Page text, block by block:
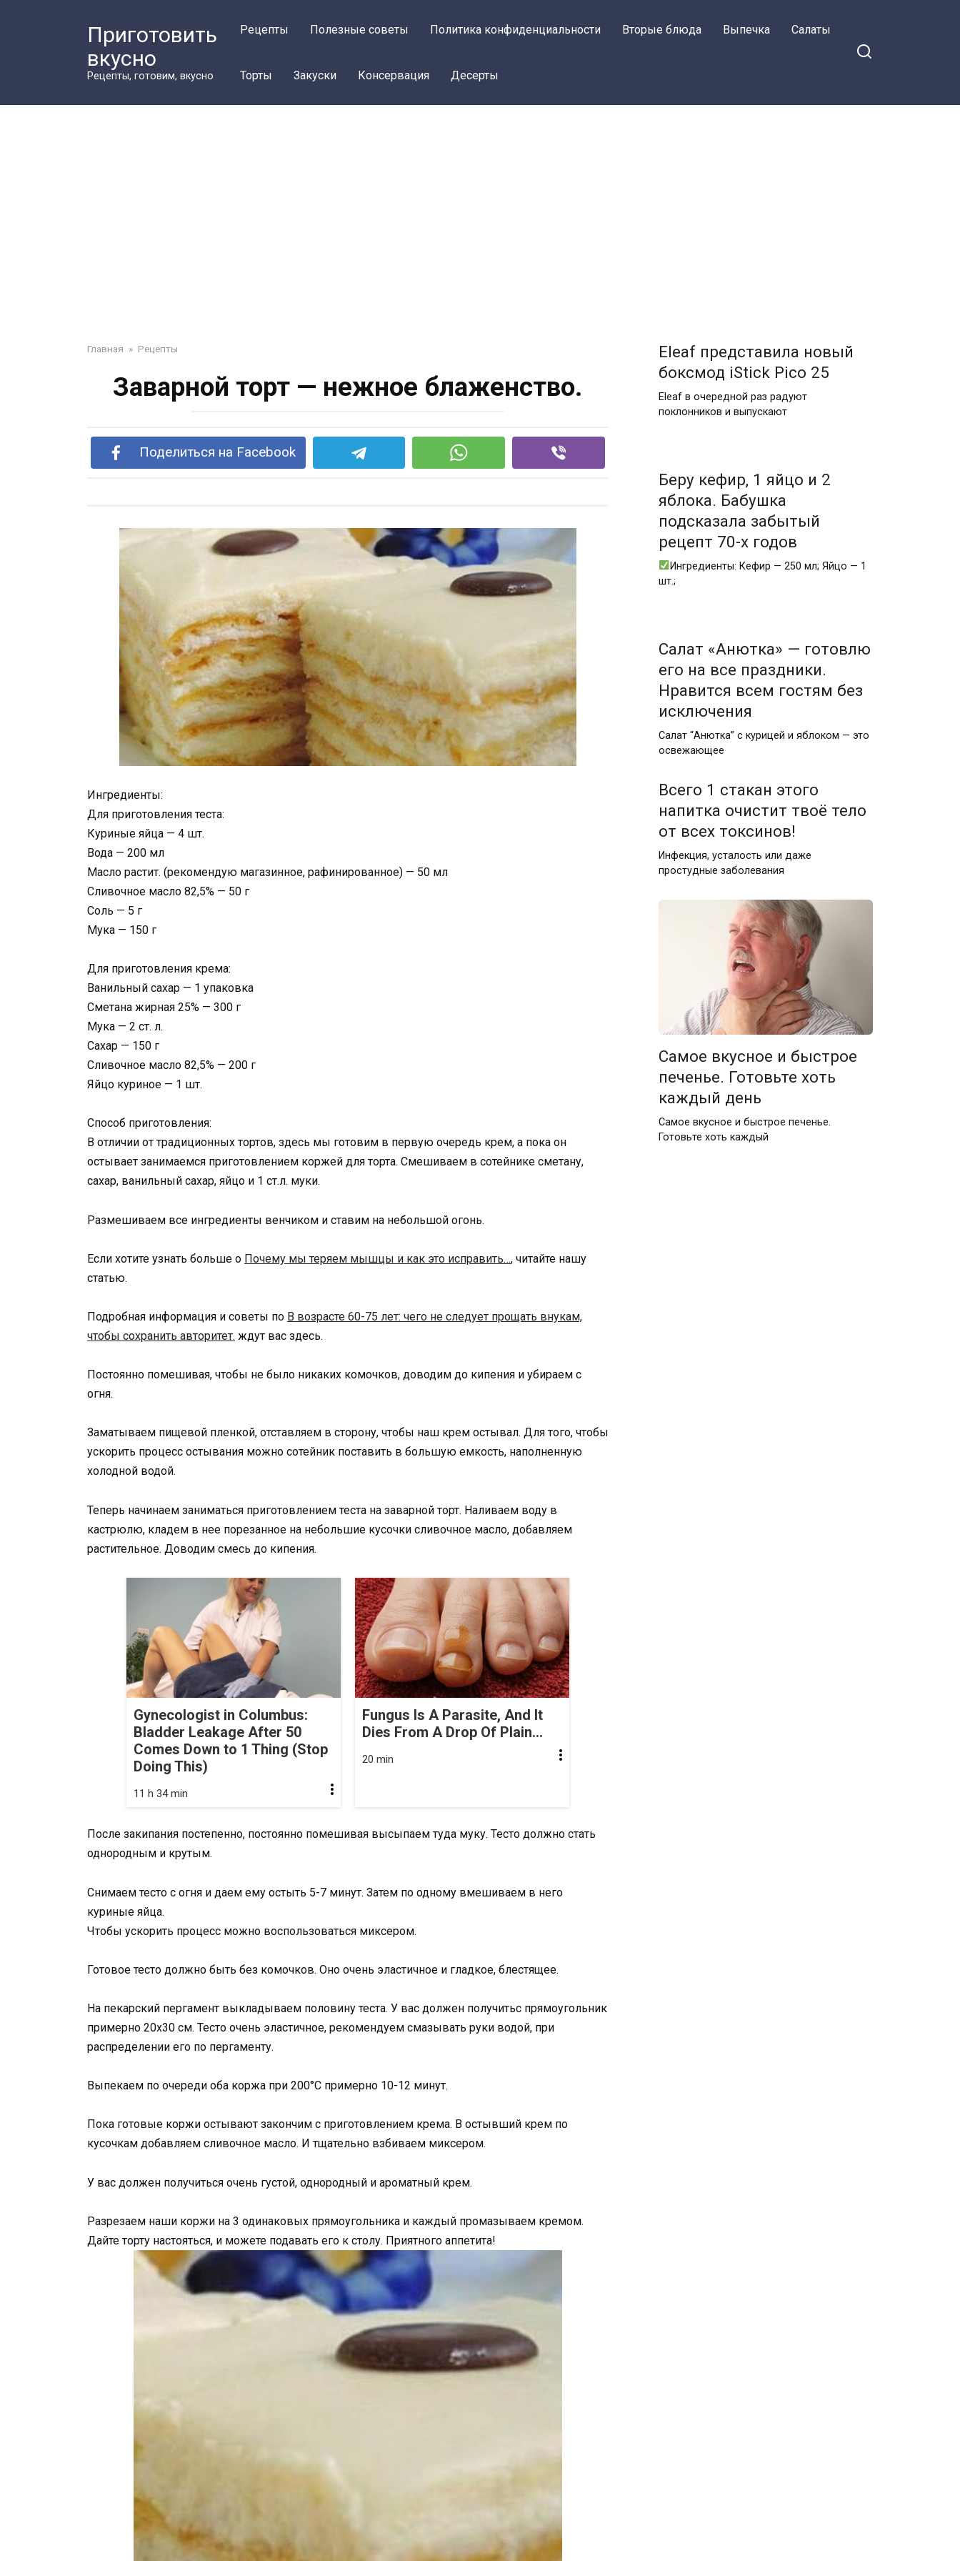
Приготовить
вкусно
Рецепты, готовим, вкусно
Рецепты Полезные советы Политика конфиденциальности Вторые блюда Выпечка Салаты
Торты Закуски Консервация Десерты
Главная » Рецепты
Заварной торт — нежное блаженство.
Поделиться на Facebook
Ингредиенты:
Для приготовления теста:
Куриные яйца — 4 шт.
Вода — 200 мл
Масло растит. (рекомендую магазинное, рафинированное) — 50 мл
Сливочное масло 82,5% — 50 г
Соль — 5 г
Мука — 150 г
Для приготовления крема:
Ванильный сахар — 1 упаковка
Сметана жирная 25% — 300 г
Мука — 2 ст. л.
Сахар — 150 г
Сливочное масло 82,5% — 200 г
Яйцо куриное — 1 шт.
Способ приготовления:
В отличии от традиционных тортов, здесь мы готовим в первую очередь крем, а пока он
остывает занимаемся приготовлением коржей для торта. Смешиваем в сотейнике сметану,
сахар, ванильный сахар, яйцо и 1 ст.л. муки.
Размешиваем все ингредиенты венчиком и ставим на небольшой огонь.
Если хотите узнать больше о Почему мы теряем мышцы и как это исправить…, читайте нашу
статью.
Подробная информация и советы по В возрасте 60-75 лет: чего не следует прощать внукам,
чтобы сохранить авторитет. ждут вас здесь.
Постоянно помешивая, чтобы не было никаких комочков, доводим до кипения и убираем с
огня.
Заматываем пищевой пленкой, отставляем в сторону, чтобы наш крем остывал. Для того, чтобы
ускорить процесс остывания можно сотейник поставить в большую емкость, наполненную
холодной водой.
Теперь начинаем заниматься приготовлением теста на заварной торт. Наливаем воду в
кастрюлю, кладем в нее порезанное на небольшие кусочки сливочное масло, добавляем
растительное. Доводим смесь до кипения.
Gynecologist in Columbus:
Bladder Leakage After 50
Comes Down to 1 Thing (Stop
Doing This)
11 h 34 min
Fungus Is A Parasite, And It
Dies From A Drop Of Plain...
20 min
После закипания постепенно, постоянно помешивая высыпаем туда муку. Тесто должно стать
однородным и крутым.
Снимаем тесто с огня и даем ему остыть 5-7 минут. Затем по одному вмешиваем в него
куриные яйца.
Чтобы ускорить процесс можно воспользоваться миксером.
Готовое тесто должно быть без комочков. Оно очень эластичное и гладкое, блестящее.
На пекарский пергамент выкладываем половину теста. У вас должен получитьc прямоугольник
примерно 20х30 см. Тесто очень эластичное, рекомендуем смазывать руки водой, при
распределении его по пергаменту.
Выпекаем по очереди оба коржа при 200°С примерно 10-12 минут.
Пока готовые коржи остывают закончим с приготовлением крема. В остывший крем по
кусочкам добавляем сливочное масло. И тщательно взбиваем миксером.
У вас должен получиться очень густой, однородный и ароматный крем.
Разрезаем наши коржи на 3 одинаковых прямоугольника и каждый промазываем кремом.
Дайте торту настояться, и можете подавать его к столу. Приятного аппетита!
Eleaf представила новый
боксмод iStick Pico 25
Eleaf в очередной раз радуют
поклонников и выпускают
Беру кефир, 1 яйцо и 2
яблока. Бабушка
подсказала забытый
рецепт 70-х годов
Ингредиенты: Кефир — 250 мл; Яйцо — 1
шт.;
Салат «Анютка» — готовлю
его на все праздники.
Нравится всем гостям без
исключения
Салат “Анютка” с курицей и яблоком — это
освежающее
Всего 1 стакан этого
напитка очистит твоё тело
от всех токсинов!
Инфекция, усталость или даже
простудные заболевания
Самое вкусное и быстрое
печенье. Готовьте хоть
каждый день
Самое вкусное и быстрое печенье.
Готовьте хоть каждый